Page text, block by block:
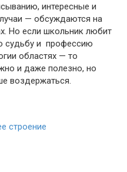
интересные и
— обсуждаются на
Но если школьник любит
судьбу и профессию
областях — то
и даже полезно, но
воздержаться.
строение